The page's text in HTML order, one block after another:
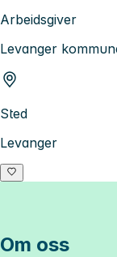
Arbeidsgiver
Levanger
Sted
Levanger
Om oss